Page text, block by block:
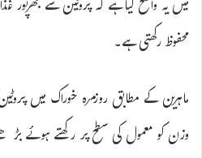
محفوظ رکھتی ہے۔
ماہرین کے مطابق روزمرہ خوراک میں
وزن کو معمول کی سطح پر رکھتے ہوئے